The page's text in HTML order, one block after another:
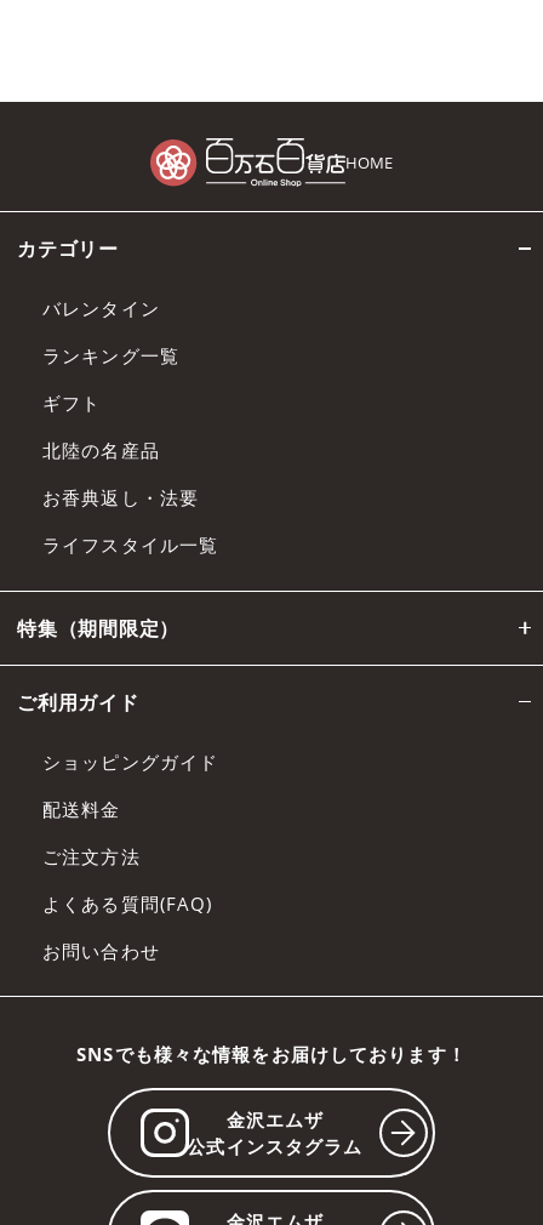
HOME
カテゴリー
バレンタイン
ランキング一覧
ギフト
北陸の名産品
お香典返し・法要
ライフスタイル一覧
特集（期間限定）
ご利用ガイド
ショッピングガイド
配送料金
ご注文方法
よくある質問(FAQ)
お問い合わせ
SNSでも様々な情報をお届けしております！
金沢エムザ
公式インスタグラム